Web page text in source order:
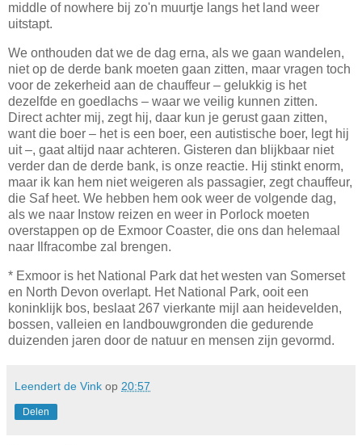
middle of nowhere bij zo'n muurtje langs het land weer
uitstapt.
We onthouden dat we de dag erna, als we gaan wandelen,
niet op de derde bank moeten gaan zitten, maar vragen toch
voor de zekerheid aan de chauffeur – gelukkig is het
dezelfde en goedlachs – waar we veilig kunnen zitten.
Direct achter mij, zegt hij, daar kun je gerust gaan zitten,
want die boer – het is een boer, een autistische boer, legt hij
uit –, gaat altijd naar achteren. Gisteren dan blijkbaar niet
verder dan de derde bank, is onze reactie. Hij stinkt enorm,
maar ik kan hem niet weigeren als passagier, zegt chauffeur,
die Saf heet. We hebben hem ook weer de volgende dag,
als we naar Instow reizen en weer in Porlock moeten
overstappen op de Exmoor Coaster, die ons dan helemaal
naar Ilfracombe zal brengen.
* Exmoor is het National Park dat het westen van Somerset
en North Devon overlapt. Het National Park, ooit een
koninklijk bos, beslaat 267 vierkante mijl aan heidevelden,
bossen, valleien en landbouwgronden die gedurende
duizenden jaren door de natuur en mensen zijn gevormd.
Leendert de Vink op 20:57
Delen